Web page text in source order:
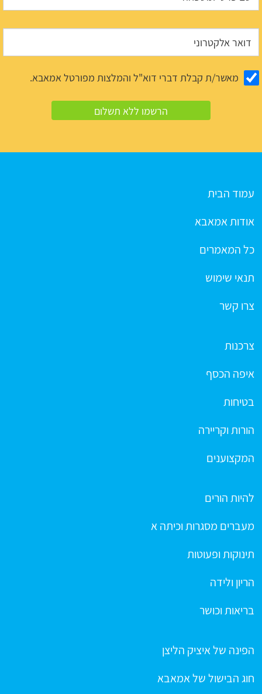
מאשר/ת קבלת דברי דוא"ל והמלצות מפורטל אמאבא.
עמוד הבית
אודות אמאבא
כל המאמרים
תנאי שימוש
צרו קשר
צרכנות
איפה הכסף
בטיחות
הורות וקריירה
המקצוענים
להיות הורים
מעברים מסגרות וכיתה א
תינוקות ופעוטות
הריון ולידה
בריאות וכושר
הפינה של איציק הליצן
חוג הבישול של אמאבא